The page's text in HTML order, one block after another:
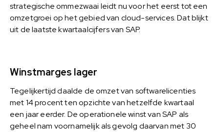
strategische ommezwaai leidt nu voor het eerst tot een
omzetgroei op het gebied van cloud-services. Dat blijkt
uit de laatste kwartaalcijfers van SAP.
Winstmarges lager
Tegelijkertijd daalde de omzet van softwarelicenties
met 14 procent ten opzichte van hetzelfde kwartaal
een jaar eerder. De operationele winst van SAP als
geheel nam voornamelijk als gevolg daarvan met 30